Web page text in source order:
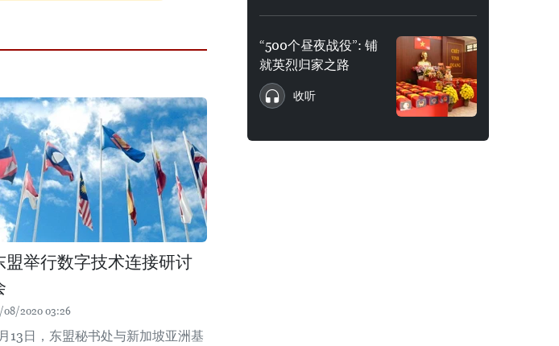
盟举行数字技术连接研讨
08/2020 03:26
13日，东盟秘书处与新加坡亚洲基
“500个昼夜战役”: 铺
就英烈归家之路
收听